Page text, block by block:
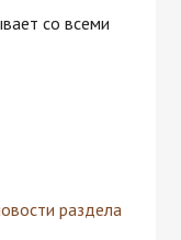
со всеми
раздела